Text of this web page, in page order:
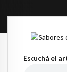
Escuchá el